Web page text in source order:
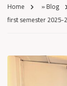
Home »Blog
first semester 2025-